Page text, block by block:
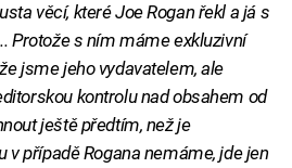
věcí, které Joe Rogan řekl a já s
Protože s ním máme exkluzivní
jsme jeho vydavatelem, ale
kontrolu nad obsahem od
ještě předtím, než je
v případě Rogana nemáme, jde jen